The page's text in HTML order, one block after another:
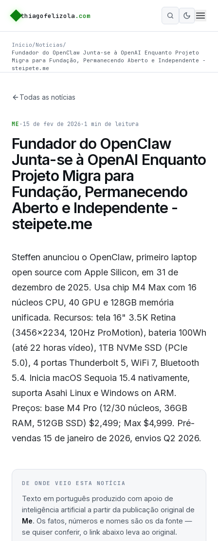
thiagofelizola .com
Ativar
Início/Notícias/
Fundador do OpenClaw Junta-se à OpenAI Enquanto Projeto
Migra para Fundação, Permanecendo Aberto e Independente -
steipete.me
Todas as notícias
ME · 15 de fev de 2026 · 1 min de leitura
Fundador do OpenClaw
Junta-se à OpenAI Enquanto
Projeto Migra para
Fundação, Permanecendo
Aberto e Independente -
steipete.me
Steffen anunciou o OpenClaw, primeiro laptop
open source com Apple Silicon, em 31 de
dezembro de 2025. Usa chip M4 Max com 16
núcleos CPU, 40 GPU e 128GB memória
unificada. Recursos: tela 16" 3.5K Retina
(3456x2234, 120Hz ProMotion), bateria 100Wh
(até 22 horas vídeo), 1TB NVMe SSD (PCIe
5.0), 4 portas Thunderbolt 5, WiFi 7, Bluetooth
5.4. Inicia macOS Sequoia 15.4 nativamente,
suporta Asahi Linux e Windows on ARM.
Preços: base M4 Pro (12/30 núcleos, 36GB
RAM, 512GB SSD) $2,499; Max $4,999. Pré-
vendas 15 de janeiro de 2026, envios Q2 2026.
DE ONDE VEIO ESTA NOTÍCIA
Texto em português produzido com apoio de
inteligência artificial a partir da publicação original de
Me. Os fatos, números e nomes são os da fonte —
se quiser conferir, o link abaixo leva ao original.